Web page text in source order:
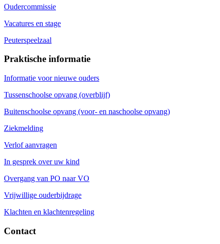
Oudercommissie
Vacatures en stage
Peuterspeelzaal
Praktische informatie
Informatie voor nieuwe ouders
Tussenschoolse opvang (overblijf)
Buitenschoolse opvang (voor- en naschoolse opvang)
Ziekmelding
Verlof aanvragen
In gesprek over uw kind
Overgang van PO naar VO
Vrijwillige ouderbijdrage
Klachten en klachtenregeling
Contact